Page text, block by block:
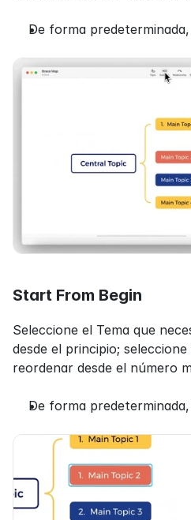
De forma
Start From Begin
Seleccione el Tema que
desde el principio;
reordenar desde el número
De forma